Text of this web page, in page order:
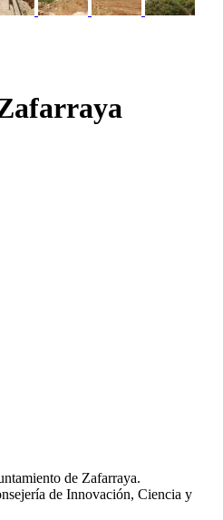
de Zafarraya.
de Innovación, Ciencia y